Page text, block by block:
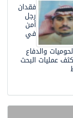
فقدان
رجل
أمن
في
والدفاع
البحث